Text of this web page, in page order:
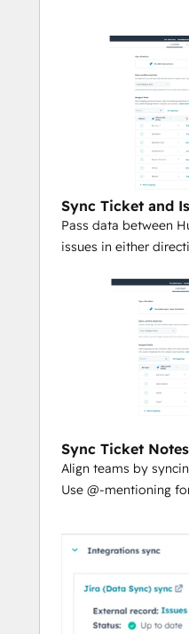
and Jira Issue
ticket notes with
two-way sync
records
Sync Ticket and
Pass data between
issues in either
Sync Ticket
Align teams by
Use @-mentioning